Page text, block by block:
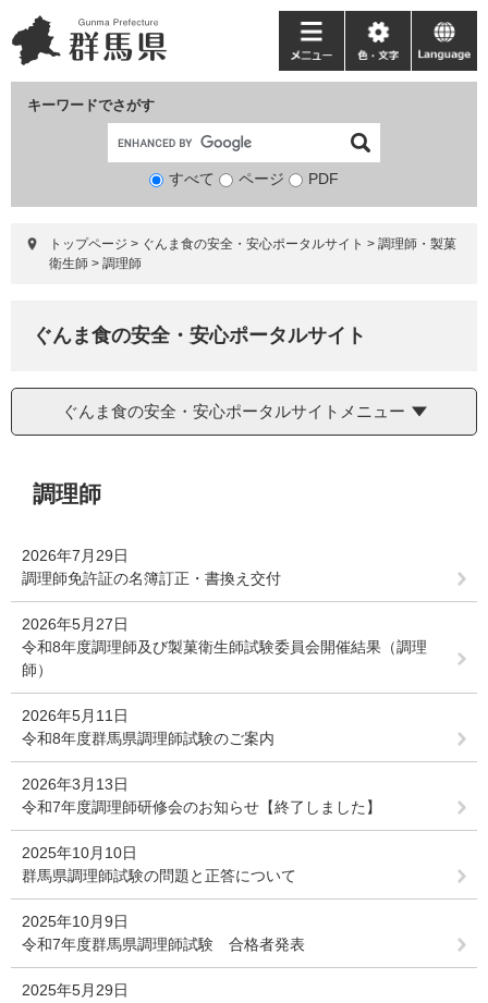
ー
ジ
ニ
ュ
て
キーワードでさがす
検
象
すべて ページ PDF
メ
ニ
ー
色・
文
language
トップページ > ぐんま食の安全・安心ポータルサイト > 調理師・製菓
衛生師 > 調理師
ぐんま食の安全・安心ポータルサイト
ぐんま食の安全・安心ポータルサイトメニュー
調理師
2026年7月29日
調理師免許証の名簿訂正・書換え交付
2026年5月27日
令和8年度調理師及び製菓衛生師試験委員会開催結果（調理
師）
2026年5月11日
令和8年度群馬県調理師試験のご案内
2026年3月13日
令和7年度調理師研修会のお知らせ【終了しました】
2025年10月10日
群馬県調理師試験の問題と正答について
2025年10月9日
令和7年度群馬県調理師試験 合格者発表
2025年5月29日